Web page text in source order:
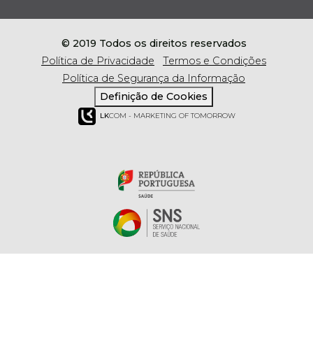
© 2019 Todos os direitos reservados
Política de Privacidade
Termos e Condições
Política de Segurança da Informação
Definição de Cookies
LKCOM - MARKETING OF TOMORROW